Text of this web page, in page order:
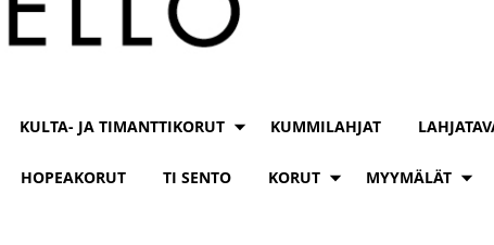
KULTA- JA TIMANTTIKORUT KUMMILAHJAT
HOPEAKORUT TI SENTO KORUT MYYMÄLÄT